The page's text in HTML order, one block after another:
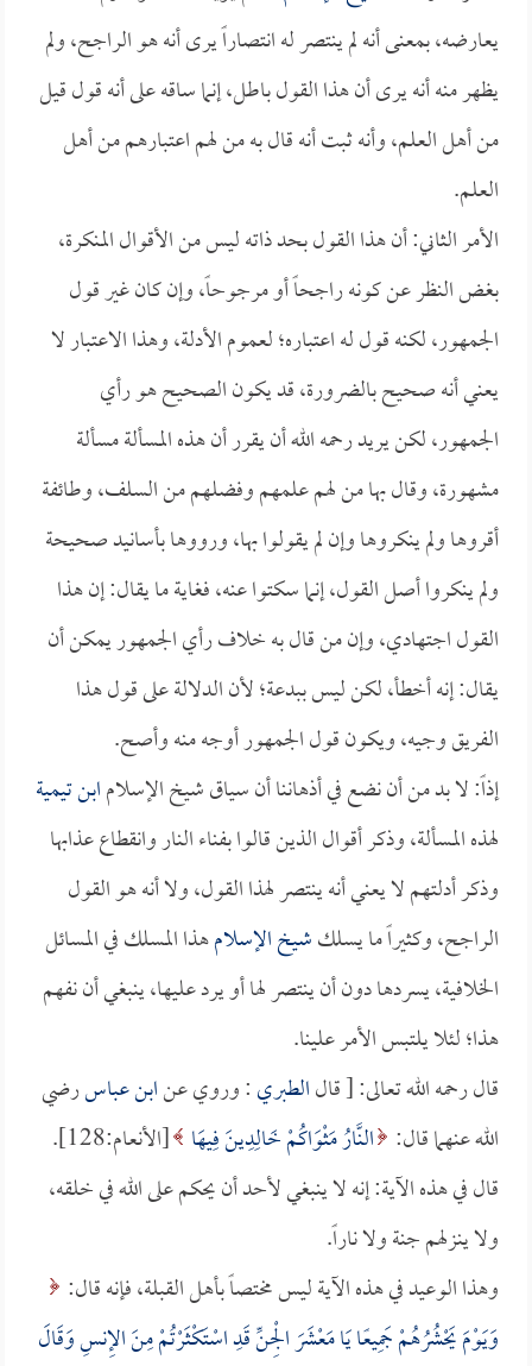
يعارضه، بمعنى أنه لم ينتصر له انتصاراً يرى أنه هو الراجح، ولم
يظهر منه أنه يرى أن هذا القول باطل، إنما ساقه على أنه قول قيل
من أهل العلم، وأنه ثبت أنه قال به من لهم اعتبارهم من أهل
العلم.
الأمر الثاني: أن هذا القول بحد ذاته ليس من الأقوال المنكرة،
بغض النظر عن كونه راجحاً أو مرجوحاً، وإن كان غير قول
الجمهور، لكنه قول له اعتباره؛ لعموم الأدلة، وهذا الاعتبار لا
يعني أنه صحيح بالضرورة، قد يكون الصحيح هو رأي
الجمهور، لكن يريد رحمه الله أن يقرر أن هذه المسألة مسألة
مشهورة، وقال بها من لهم علمهم وفضلهم من السلف، وطائفة
أقروها ولم ينكروها وإن لم يقولوا بها، ورووها بأسانيد صحيحة
ولم ينكروا أصل القول، إنما سكتوا عنه، فغاية ما يقال: إن هذا
القول اجتهادي، وإن من قال به خلاف رأي الجمهور يمكن أن
يقال: إنه أخطأ، لكن ليس ببدعة؛ لأن الدلالة على قول هذا
الفريق وجيه، ويكون قول الجمهور أوجه منه وأصح.
إذاً: لا بد من أن نضع في أذهاننا أن سياق شيخ الإسلامابن تيمية
لهذه المسألة، وذكر أقوال الذين قالوا بفناء النار وانقطاع عذابها
وذكر أدلتهم لا يعني أنه ينتصر لهذا القول، ولا أنه هو القول
الراجح، وكثيراً ما يسلكشيخ الإسلامهذا المسلك في المسائل
الخلافية، يسردها دون أن ينتصر لها أو يرد عليها، ينبغي أن نفهم
هذا؛ لئلا يلتبس الأمر علينا.
قال رحمه الله تعالى: [ قالالطبري: وروي عنابن عباسرضي
الله عنهما قال: النَّارُ مَثْوَاكُمْ خَالِدِينَ فِيهَا [الأنعام:128].
قال في هذه الآية: إنه لا ينبغي لأحد أن يحكم على الله في خلقه،
ولا ينزلهم جنة ولا ناراً.
وهذا الوعيد في هذه الآية ليس مختصاً بأهل القبلة، فإنه قال:
وَيَوْمَ يَحْشُرُهُمْ جَمِيعًا يَا مَعْشَرَ الْجِنِّ قَدِ اسْتَكْثَرْتُمْ مِنَ الإِنسِ وَقَالَ